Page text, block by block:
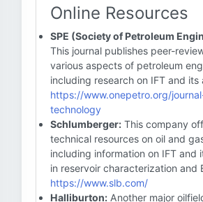
Online Resources
SPE (Society of Petroleum
This journal publishes peer-
various aspects of petroleum
including research on IFT and its
https://www.onepetro.org/
technology
Schlumberger: This company
technical resources on oil and
including information on IFT and
in reservoir characterization and
https://www.slb.com/
Halliburton: Another major